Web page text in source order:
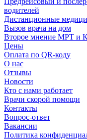
водителей
Дистанционные
Вызов врача на дом
Второе мнение МРТ и
Цены
Оплата по QR-коду
О нас
Отзывы
Новости
Кто с нами работает
Врачи скорой помощи
Контакты
Вопрос-ответ
Вакансии
Политика